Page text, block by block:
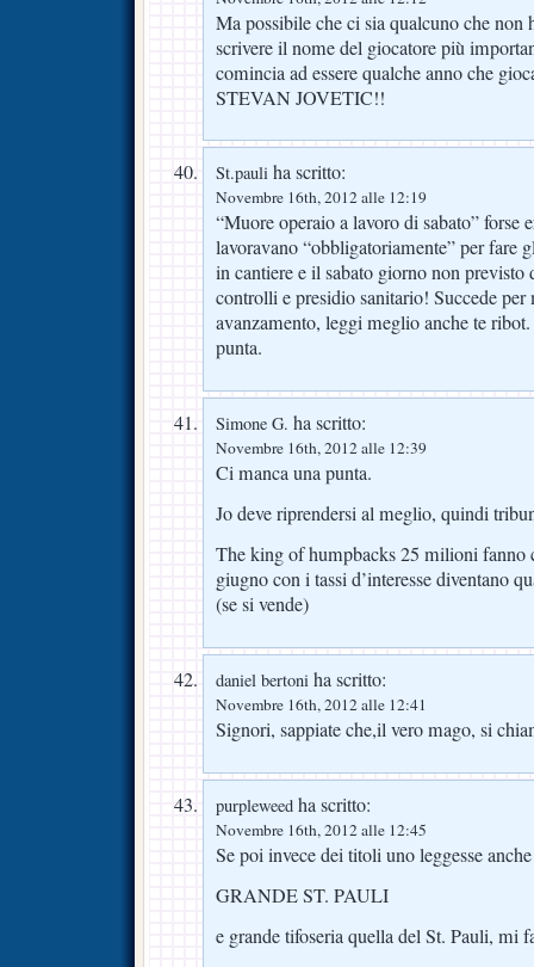
Ma possibile che ci sia qualcuno che non
scrivere il nome del giocatore più
comincia ad essere qualche anno che
STEVAN JOVETIC!!
St.pauli ha scritto:
Novembre 16th, 2012 alle 12:19
“Muore operaio a lavoro di sabato” forse
lavoravano “obbligatoriamente” per fare
in cantiere e il sabato giorno non
controlli e presidio sanitario! Succede
avanzamento, leggi meglio anche te
punta.
Simone G. ha scritto:
Novembre 16th, 2012 alle 12:39
Ci manca una punta.
Jo deve riprendersi al meglio, quindi
The king of humpbacks 25 milioni fanno
giugno con i tassi d’interesse diventano
(se si vende)
daniel bertoni ha scritto:
Novembre 16th, 2012 alle 12:41
Signori, sappiate che,il vero mago, si
purpleweed ha scritto:
Novembre 16th, 2012 alle 12:45
Se poi invece dei titoli uno leggesse
GRANDE ST. PAULI
e grande tifoseria quella del St. Pauli, mi